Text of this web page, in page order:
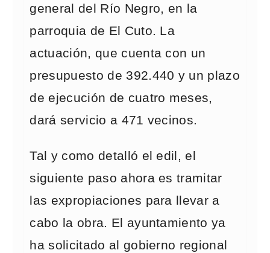
general del Río Negro, en la
parroquia de El Cuto. La
actuación, que cuenta con un
presupuesto de 392.440 y un plazo
de ejecución de cuatro meses,
dará servicio a 471 vecinos.
Tal y como detalló el edil, el
siguiente paso ahora es tramitar
las expropiaciones para llevar a
cabo la obra. El ayuntamiento ya
ha solicitado al gobierno regional